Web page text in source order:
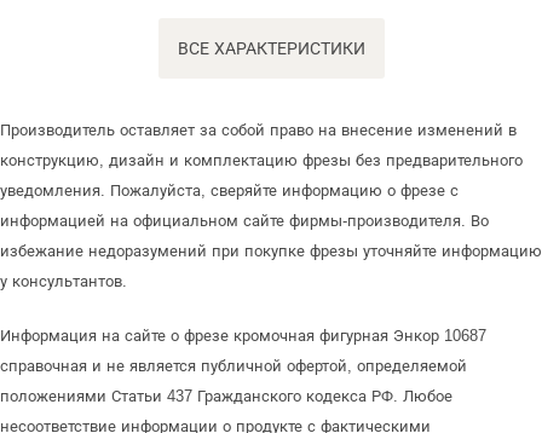
ВСЕ ХАРАКТЕРИСТИКИ
Производитель оставляет за собой право на внесение изменений в
конструкцию, дизайн и комплектацию фрезы без предварительного
уведомления. Пожалуйста, сверяйте информацию о фрезе с
информацией на официальном сайте фирмы-производителя. Во
избежание недоразумений при покупке фрезы уточняйте информацию
у консультантов.
Информация на сайте о фрезе кромочная фигурная Энкор 10687
справочная и не является публичной офертой, определяемой
положениями Статьи 437 Гражданского кодекса РФ. Любое
несоответствие информации о продукте с фактическими